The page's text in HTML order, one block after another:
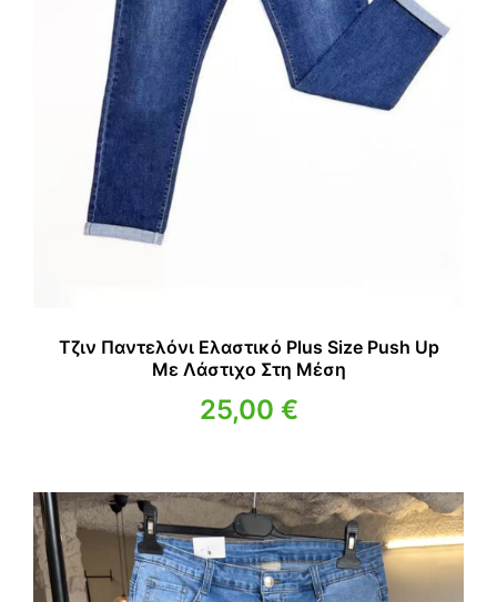
Τζιν Παντελόνι Ελαστικό Plus Size Push Up
Με Λάστιχο Στη Μέση
25,00 €